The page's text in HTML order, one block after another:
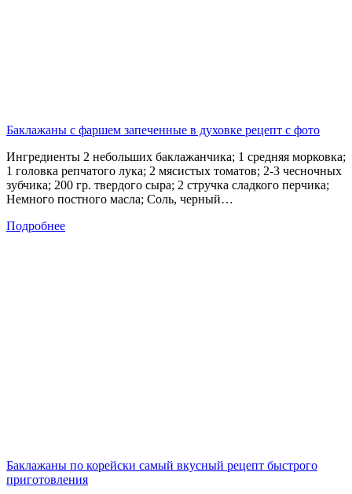
Баклажаны с фаршем запеченные в духовке рецепт с фото
Ингредиенты 2 небольших баклажанчика; 1 средняя морковка;
1 головка репчатого лука; 2 мясистых томатов; 2-3 чесночных
зубчика; 200 гр. твердого сыра; 2 стручка сладкого перчика;
Немного постного масла; Соль, черный…
Подробнее
Баклажаны по корейски самый вкусный рецепт быстрого
приготовления